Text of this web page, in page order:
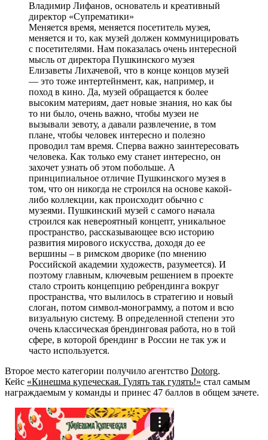
Владимир Лифанов, основатель и креативный
директор «Супрематики»
Меняется время, меняется посетитель музея,
меняется и то, как музей должен коммуницировать
с посетителями. Нам показалась очень интересной
мысль от директора Пушкинского музея
Елизаветы Лихачевой, что в конце концов музей
— это тоже интертейнмент, как, например, и
поход в кино. Да, музей обращается к более
высоким материям, дает новые знания, но как бы
то ни было, очень важно, чтобы музеи не
вызывали зевоту, а давали развлечение, в том
плане, чтобы человек интересно и полезно
проводил там время. Сперва важно заинтересовать
человека. Как только ему станет интересно, он
захочет узнать об этом побольше. А
принципиальное отличие Пушкинского музея в
том, что он никогда не строился на основе какой-
либо коллекции, как происходит обычно с
музеями. Пушкинский музей с самого начала
строился как невероятный концепт, уникальное
пространство, рассказывающее всю историю
развития мирового искусства, доходя до ее
вершины – в римском дворике (по мнению
Российской академии художеств, разумеется). И
поэтому главным, ключевым решением в проекте
стало строить концепцию ребрендинга вокруг
пространства, что вылилось в стратегию и новый
слоган, потом символ-монограмму, а потом и всю
визуальную систему. В определенной степени это
очень классическая брендинговая работа, но в той
сфере, в которой брендинг в России не так уж и
часто используется.
Второе место категории получило агентство Dotorg.
Кейс «Кинешма купеческая. Гулять так гулять!» стал самым
награждаемым у команды и принес 47 баллов в общем зачете.